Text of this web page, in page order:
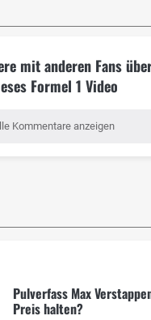
mit anderen Fans
Formel 1 Video
Kommentare anzeigen
Pulverfass Max
Preis halten?